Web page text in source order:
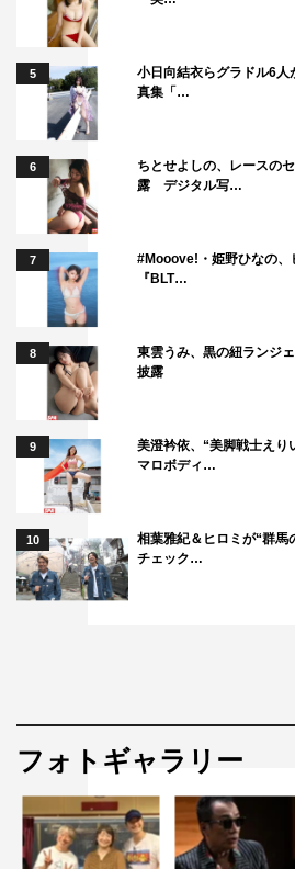
5
小日向結衣らグラドル6人
真集「…
6
ちとせよしの、レースの
露 デジタル写…
7
#Mooove!・姫野ひなの、
『BLT…
8
東雲うみ、黒の紐ランジ
披露
9
美澄衿依、“美脚戦士えり
マロボディ…
10
相葉雅紀＆ヒロミが“群馬
チェック…
フォトギャラリー